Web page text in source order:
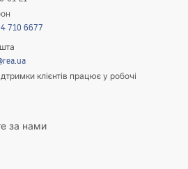
710 6677
клієнтів працює у робочі
за нами